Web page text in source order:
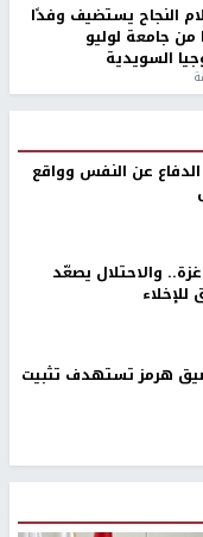
النجاح يستضيف وفدًا
من جامعة لوليو
السويدية
عن النفس وواقع
والاحتلال يصعّد
هرمز تستهدف تثبيت